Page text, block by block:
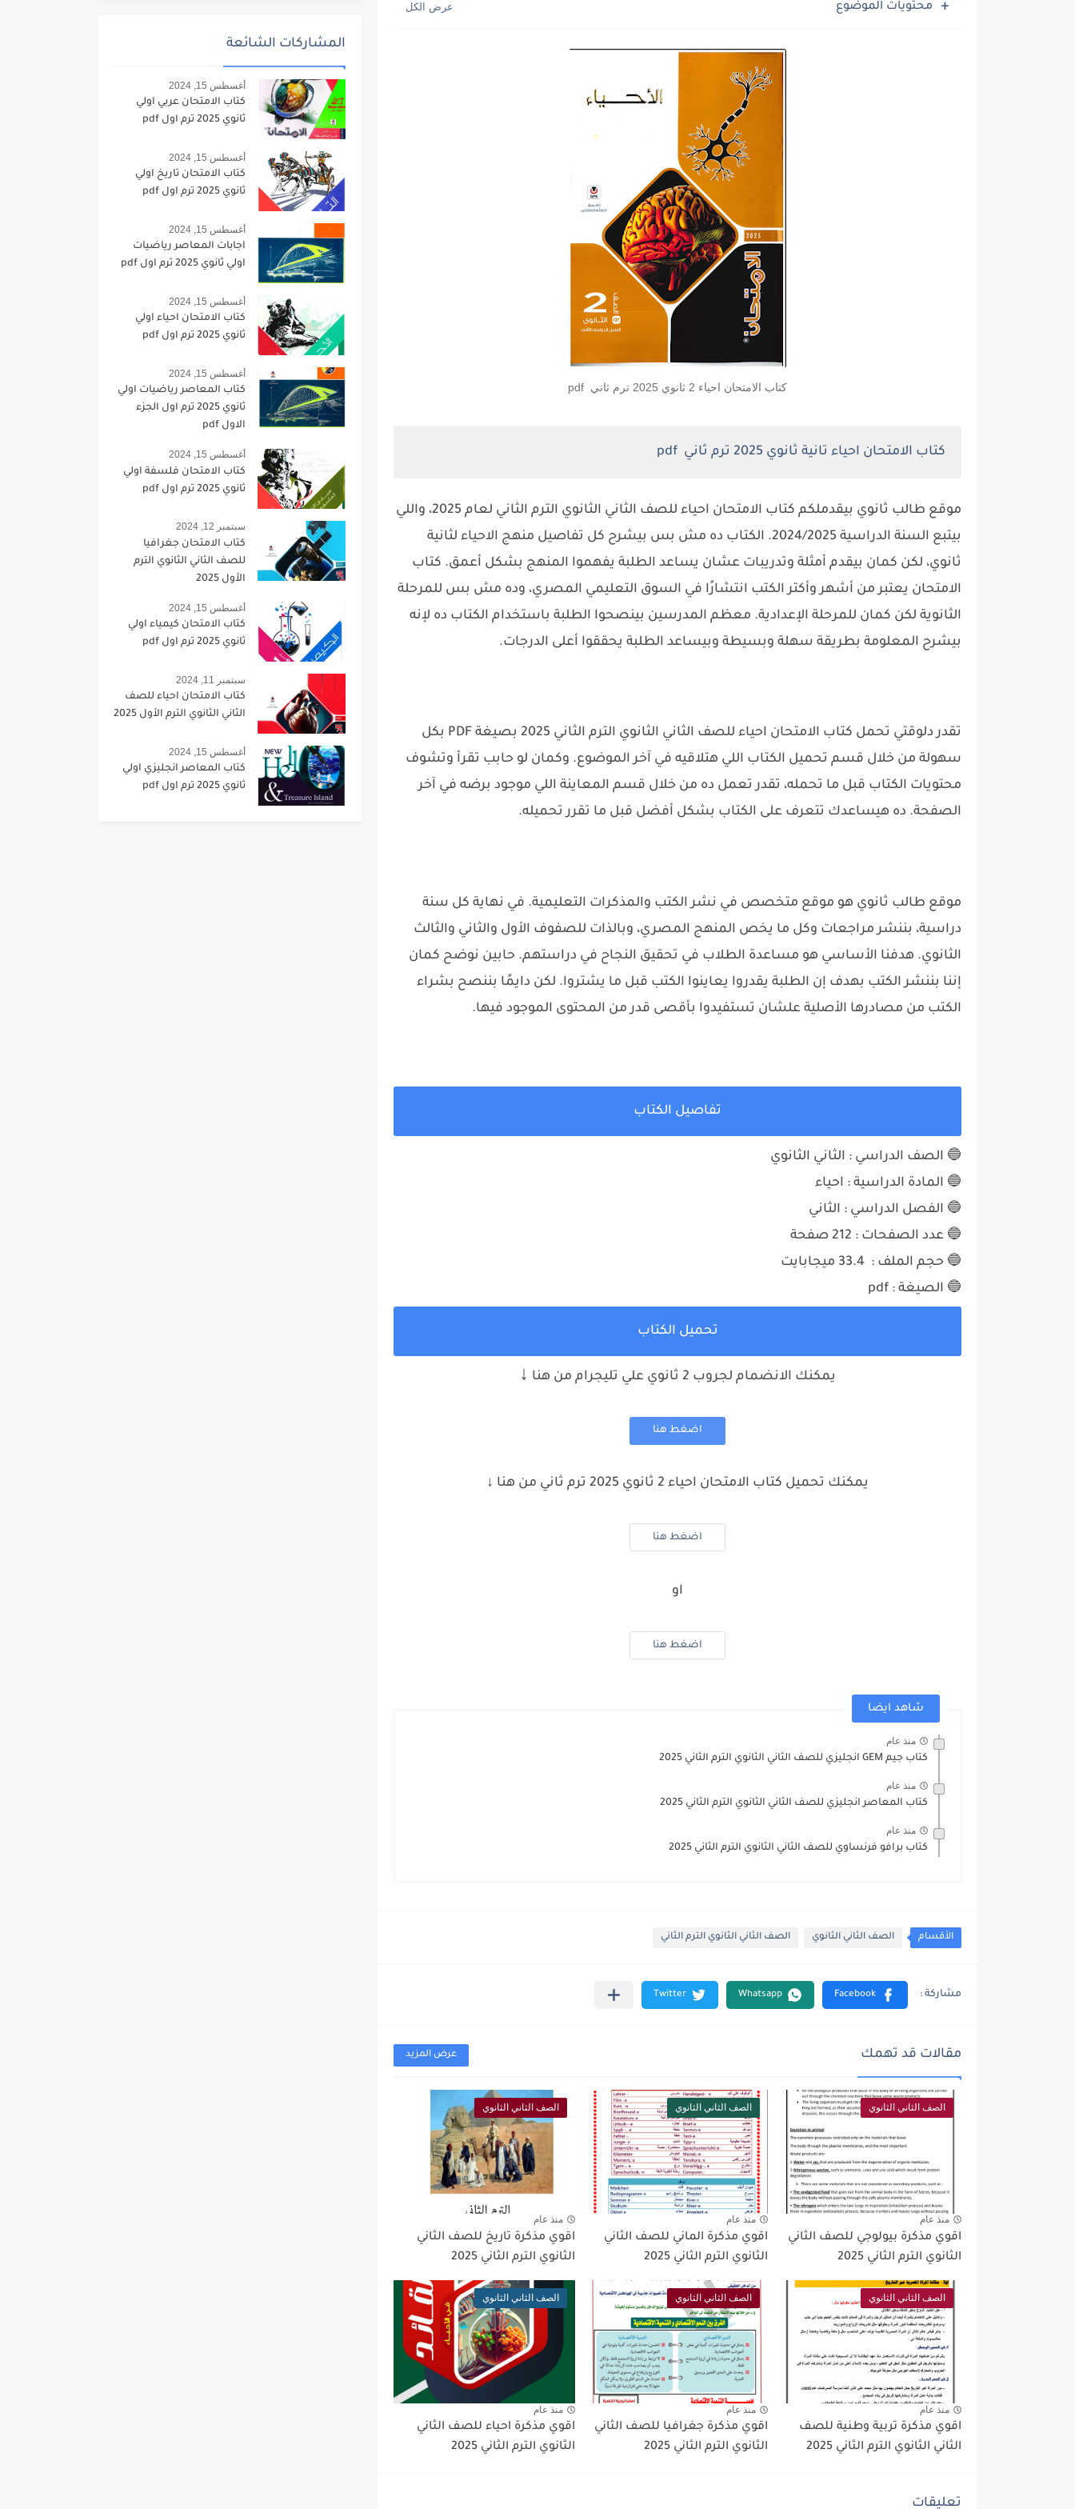
ملخص المنهج محمود مجدي مراجعة نهائية فيزياء للصف الثالث الثانوي...
محتويات الموضوع
كتاب الامتحان احياء 2 ثانوي 2025 ترم ثاني pdf
كتاب الامتحان احياء تانية ثانوي 2025 ترم ثاني pdf
موقع طالب ثانوي بيقدملكم كتاب الامتحان احياء للصف الثاني الثانوي الترم الثاني لعام 2025، واللي
بيتبع السنة الدراسية 2024/2025. الكتاب ده مش بس بيشرح كل تفاصيل منهج الاحياء لثانية
ثانوي، لكن كمان بيقدم أمثلة وتدريبات عشان يساعد الطلبة يفهموا المنهج بشكل أعمق. كتاب
الامتحان يعتبر من أشهر وأكتر الكتب انتشارًا في السوق التعليمي المصري، وده مش بس للمرحلة
الثانوية لكن كمان للمرحلة الإعدادية. معظم المدرسين بينصحوا الطلبة باستخدام الكتاب ده لإنه
بيشرح المعلومة بطريقة سهلة وبسيطة وبيساعد الطلبة يحققوا أعلى الدرجات.
تقدر دلوقتي تحمل كتاب الامتحان احياء للصف الثاني الثانوي الترم الثاني 2025 بصيغة PDF بكل
سهولة من خلال قسم تحميل الكتاب اللي هتلاقيه في آخر الموضوع. وكمان لو حابب تقرأ وتشوف
محتويات الكتاب قبل ما تحمله، تقدر تعمل ده من خلال قسم المعاينة اللي موجود برضه في آخر
الصفحة. ده هيساعدك تتعرف على الكتاب بشكل أفضل قبل ما تقرر تحميله.
موقع طالب ثانوي هو موقع متخصص في نشر الكتب والمذكرات التعليمية. في نهاية كل سنة
دراسية، بننشر مراجعات وكل ما يخص المنهج المصري، وبالذات للصفوف الأول والثاني والثالث
الثانوي. هدفنا الأساسي هو مساعدة الطلاب في تحقيق النجاح في دراستهم. حابين نوضح كمان
إننا بننشر الكتب بهدف إن الطلبة يقدروا يعاينوا الكتب قبل ما يشتروا. لكن دايمًا بننصح بشراء
الكتب من مصادرها الأصلية علشان تستفيدوا بأقصى قدر من المحتوى الموجود فيها.
تفاصيل الكتاب
🔵 الصف الدراسي : الثاني الثانوي
🔵 المادة الدراسية : احياء
🔵 الفصل الدراسي : الثاني
🔵 عدد الصفحات : 212
صفحة
🔵 حجم الملف : 33.4 ميجابايت
🔵 الصيغة : pdf
تحميل الكتاب
يمكنك الانضمام لجروب 2 ثانوي علي تليجرام من هنا ↓
اضغط هنا
يمكنك تحميل كتاب الامتحان احياء 2 ثانوي 2025 ترم ثاني من هنا ↓
اضغط هنا
او
اضغط هنا
شاهد ايضا
منذ عام
كتاب جيم GEM انجليزي للصف الثاني الثانوي الترم الثاني 2025
منذ عام
كتاب المعاصر انجليزي للصف الثاني الثانوي الترم الثاني 2025
منذ عام
كتاب برافو فرنساوي للصف الثاني الثانوي الترم الثاني 2025
الأقسام الصف الثاني الثانوي الصف الثاني الثانوي الترم الثاني
مقالات قد تهمك عرض المزيد
الصف الثاني الثانوي
منذ عام
اقوي مذكرة بيولوجي للصف الثاني
الثانوي الترم الثاني 2025
الصف الثاني الثانوي
منذ عام
اقوي مذكرة الماني للصف الثاني
الثانوي الترم الثاني 2025
الصف الثاني الثانوي
منذ عام
اقوي مذكرة تاريخ للصف الثاني
الثانوي الترم الثاني 2025
الصف الثاني الثانوي
منذ عام
اقوي مذكرة تربية وطنية للصف
الثاني الثانوي الترم الثاني 2025
الصف الثاني الثانوي
منذ عام
اقوي مذكرة جغرافيا للصف الثاني
الثانوي الترم الثاني 2025
الصف الثاني الثانوي
منذ عام
اقوي مذكرة احياء للصف الثاني
الثانوي الترم الثاني 2025
تعليقات
المشاركات الشائعة
أغسطس 15, 2024
كتاب الامتحان عربي اولي
ثانوي 2025 ترم اول pdf
أغسطس 15, 2024
كتاب الامتحان تاريخ اولي
ثانوي 2025 ترم اول pdf
أغسطس 15, 2024
اجابات المعاصر رياضيات
اولي ثانوي 2025 ترم اول pdf
أغسطس 15, 2024
كتاب الامتحان احياء اولي
ثانوي 2025 ترم اول pdf
أغسطس 15, 2024
كتاب المعاصر رياضيات اولي
ثانوي 2025 ترم اول الجزء
الاول pdf
أغسطس 15, 2024
كتاب الامتحان فلسفة اولي
ثانوي 2025 ترم اول pdf
سبتمبر 12, 2024
كتاب الامتحان جغرافيا
للصف الثاني الثانوي الترم
الأول 2025
أغسطس 15, 2024
كتاب الامتحان كيمياء اولي
ثانوي 2025 ترم اول pdf
سبتمبر 11, 2024
كتاب الامتحان احياء للصف
الثاني الثانوي الترم الأول 2025
أغسطس 15, 2024
كتاب المعاصر انجليزي اولي
ثانوي 2025 ترم اول pdf